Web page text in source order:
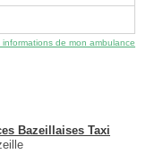
informations de mon ambulance
Bazeillaises Taxi